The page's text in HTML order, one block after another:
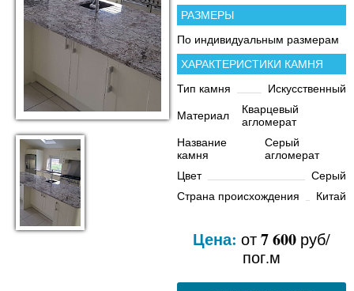
РАЗМЕРЫ
По индивидуальным размерам
ХАРАКТЕРИСТИКИ КАМНЯ
Тип камня
Искусственный
Материал
Кварцевый
агломерат
Название
камня
Серый
агломерат
Цвет
Серый
Страна происхождения
Китай
Цена: от7 600 руб/
пог.м